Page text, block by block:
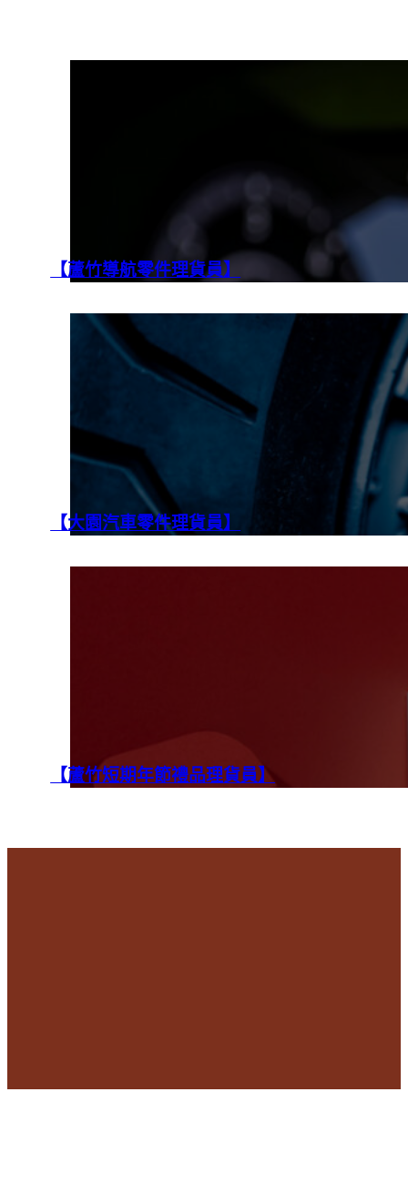
【蘆竹導航零件理貨員】
【大園汽車零件理貨員】
【蘆竹短期年節禮品理貨員】